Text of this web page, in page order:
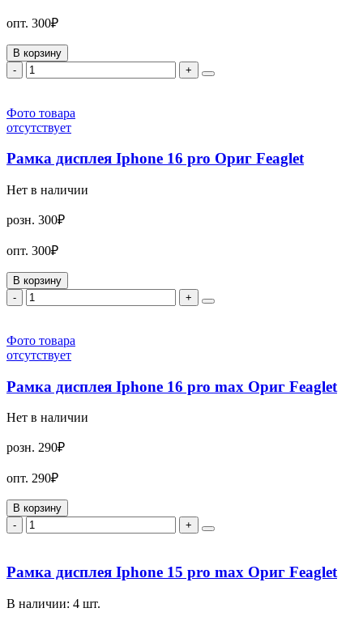
опт. 300₽
В корзину
-
+
Фото товара
отсутствует
Рамка дисплея Iphone 16 pro Ориг Feaglet
Нет в наличии
розн. 300₽
опт. 300₽
В корзину
-
+
Фото товара
отсутствует
Рамка дисплея Iphone 16 pro max Ориг Feaglet
Нет в наличии
розн. 290₽
опт. 290₽
В корзину
-
+
Рамка дисплея Iphone 15 pro max Ориг Feaglet
В наличии: 4 шт.